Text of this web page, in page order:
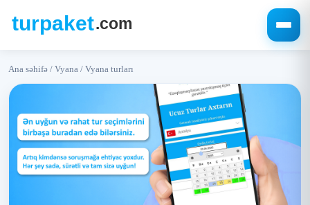
Ana səhifə / Vyana / Vyana turları